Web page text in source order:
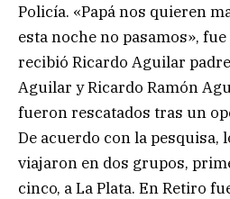
Policía. «Papá nos quieren
esta noche no pasamos»,
recibió Ricardo Aguilar
Aguilar y Ricardo Ramón
fueron rescatados tras un
De acuerdo con la pesquisa,
viajaron en dos grupos,
cinco, a La Plata. En Retiro